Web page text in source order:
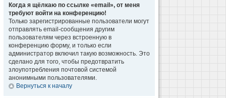
Когда я щёлкаю по ссылке «email», от меня
требуют войти на конференцию!
Только зарегистрированные пользователи могут
отправлять email-сообщения другим
пользователям через встроенную в
конференцию форму, и только если
администратор включил такую возможность. Это
сделано для того, чтобы предотвратить
злоупотребления почтовой системой
анонимными пользователями.
Вернуться к началу